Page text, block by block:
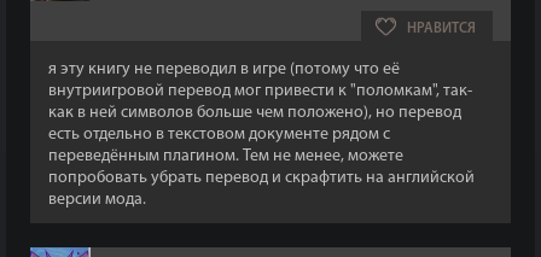
НРАВИТСЯ
я эту книгу не переводил в игре (потому что её
внутриигровой перевод мог привести к "поломкам", так-
как в ней символов больше чем положено), но перевод
есть отдельно в текстовом документе рядом с
переведённым плагином. Тем не менее, можете
попробовать убрать перевод и скрафтить на английской
версии мода.